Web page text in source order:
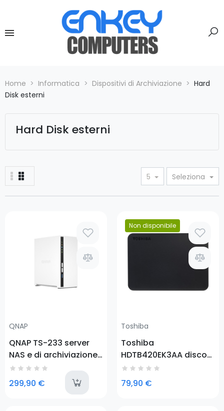
Home Informatica Dispositivi di Archiviazione
Hard
Disk esterni
Hard Disk esterni
5 Seleziona
QNAP
QNAP TS-233 server
NAS e di archiviazione
Mini Tower
Collegamento
ethernet LAN Bianco
299,90 € last-items
Non disponibile
Prezzo
Toshiba
Toshiba
HDTB420EK3AA disco
rigido esterno 2000 GB
Nero
79,90 €